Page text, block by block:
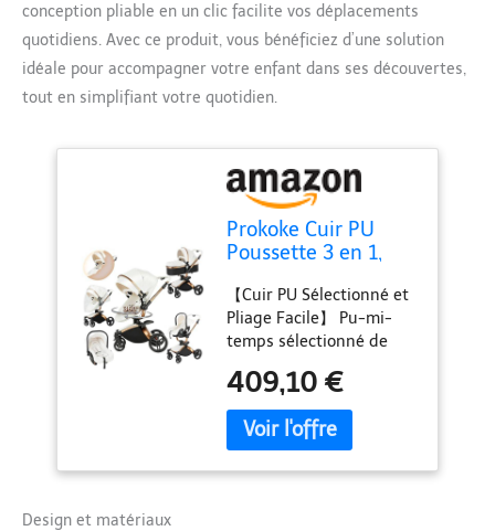
conception pliable en un clic facilite vos déplacements
quotidiens. Avec ce produit, vous bénéficiez d’une solution
idéale pour accompagner votre enfant dans ses découvertes,
tout en simplifiant votre quotidien.
Prokoke Cuir PU
Poussette 3 en 1,
Siège Réglable
Rotation à 360°,
Pousette 3 en 1 avec
Alliage d'aluminium
à Cadre, Poussette
Canne avec
Conception Pliable
【Cuir PU Sélectionné et
Pliage Facile】 Pu-mi-
temps sélectionné de
Sélectionné est choisi
avec des soins
méticuleux à offrir non
rayons UV nocifs, mais
409,10 €
Design et matériaux